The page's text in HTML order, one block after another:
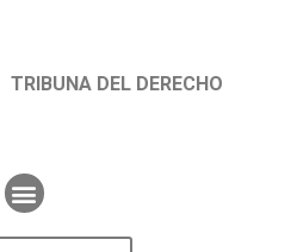
TRIBUNA DEL DERECHO